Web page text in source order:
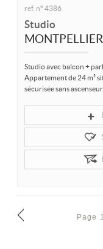
Location/gestion
Location saisonnière
Notre agence
Mon compte
ref. n° 4386
Studio
MONTPELLIER
Studio avec balcon +
Appartement de 24 m²
sécurisée sans
Page